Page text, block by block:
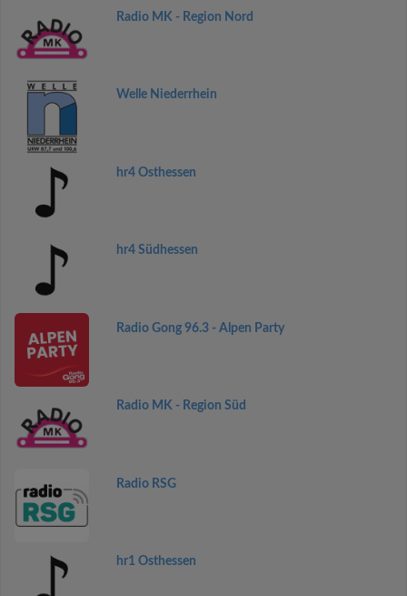
Radio MK - Region Nord
Welle Niederrhein
hr4 Osthessen
hr4 Südhessen
Radio Gong 96.3 - Alpen Party
Radio MK - Region Süd
Radio RSG
hr1 Osthessen